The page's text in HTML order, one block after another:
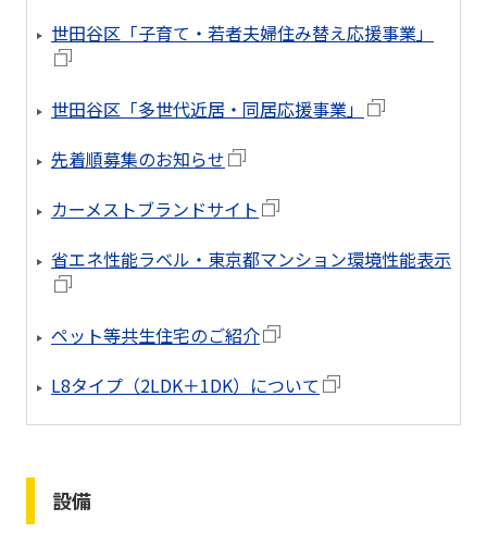
世田谷区「子育て・若者夫婦住み替え応援事業」
世田谷区「多世代近居・同居応援事業」
先着順募集のお知らせ
カーメストブランドサイト
省エネ性能ラベル・東京都マンション環境性能表示
ペット等共生住宅のご紹介
L8タイプ（2LDK＋1DK）について
設備